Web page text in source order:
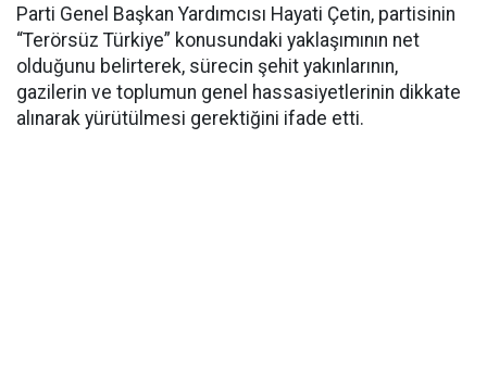
Parti Genel Başkan Yardımcısı Hayati Çetin, partisinin
“Terörsüz Türkiye” konusundaki yaklaşımının net
olduğunu belirterek, sürecin şehit yakınlarının,
gazilerin ve toplumun genel hassasiyetlerinin dikkate
alınarak yürütülmesi gerektiğini ifade etti.